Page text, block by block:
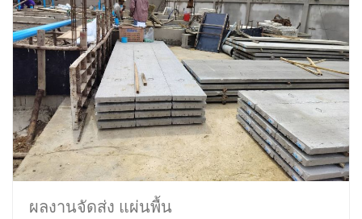
ผลงานจัดส่ง แผ่นพื้น